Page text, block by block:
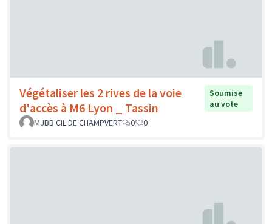
Végétaliser les 2 rives de la voie
d'accès à M6 Lyon _ Tassin
Soumise
au vote
MJBB CIL DE CHAMPVERT
0 0